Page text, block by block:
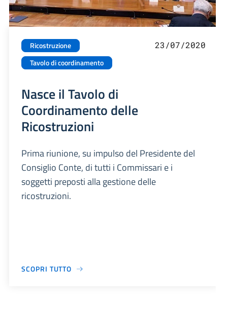
Ricostruzione
Tavolo di coordinamento
23/07/2020
Nasce il Tavolo di
Coordinamento delle
Ricostruzioni
Prima riunione, su impulso del Presidente del
Consiglio Conte, di tutti i Commissari e i
soggetti preposti alla gestione delle
ricostruzioni.
SCOPRI TUTTO